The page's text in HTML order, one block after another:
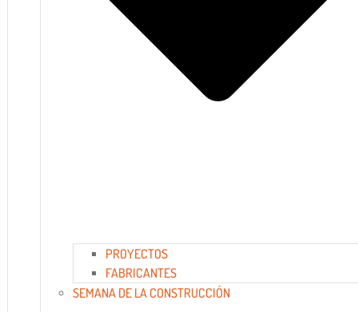
PROYECTOS
FABRICANTES
SEMANA DE LA CONSTRUCCIÓN